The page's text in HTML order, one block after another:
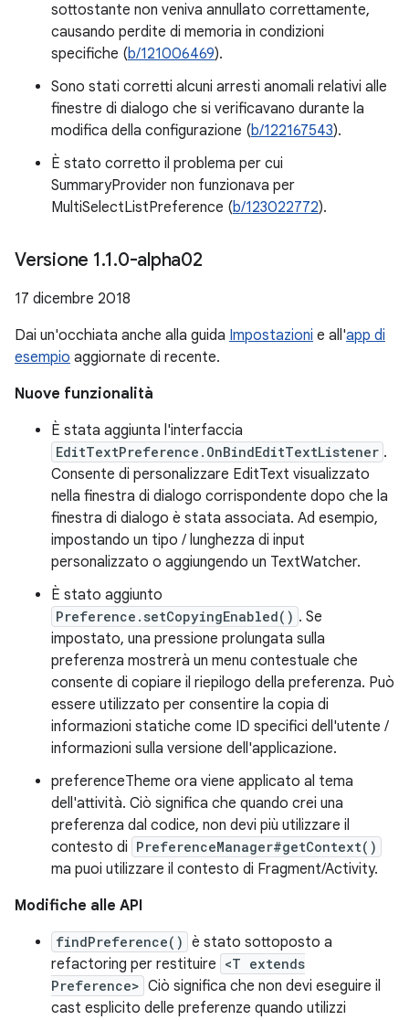
sottostante non veniva annullato correttamente,
causando perdite di memoria in condizioni
specifiche (b/121006469).
Sono stati corretti alcuni arresti anomali relativi alle
finestre di dialogo che si verificavano durante la
modifica della configurazione (b/122167543).
È stato corretto il problema per cui
SummaryProvider non funzionava per
MultiSelectListPreference (b/123022772).
Versione 1.1.0-alpha02
17 dicembre 2018
Dai un'occhiata anche alla guida Impostazioni e all'app di
esempio aggiornate di recente.
Nuove funzionalità
È stata aggiunta l'interfaccia
EditTextPreference.OnBindEditTextListener .
Consente di personalizzare EditText visualizzato
nella finestra di dialogo corrispondente dopo che la
finestra di dialogo è stata associata. Ad esempio,
impostando un tipo / lunghezza di input
personalizzato o aggiungendo un TextWatcher.
È stato aggiunto
Preference.setCopyingEnabled() . Se
impostato, una pressione prolungata sulla
preferenza mostrerà un menu contestuale che
consente di copiare il riepilogo della preferenza. Può
essere utilizzato per consentire la copia di
informazioni statiche come ID specifici dell'utente /
informazioni sulla versione dell'applicazione.
preferenceTheme ora viene applicato al tema
dell'attività. Ciò significa che quando crei una
preferenza dal codice, non devi più utilizzare il
contesto di PreferenceManager#getContext()
ma puoi utilizzare il contesto di Fragment/Activity.
Modifiche alle API
findPreference() è stato sottoposto a
refactoring per restituire <T extends
Preference> Ciò significa che non devi eseguire il
cast esplicito delle preferenze quando utilizzi